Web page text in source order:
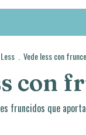
Vede less con
con
fruncidos que